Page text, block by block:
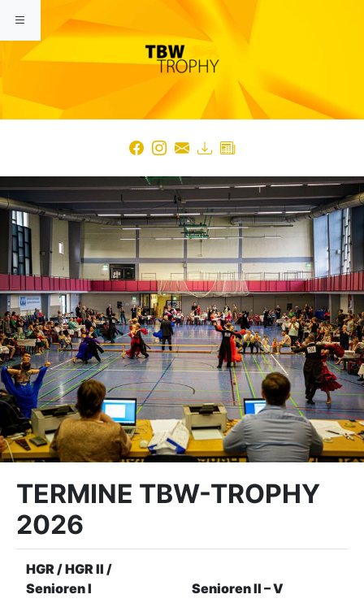
TERMINE TBW-TROPHY
2026
HGR / HGR II /
Senioren I
Senioren II – V